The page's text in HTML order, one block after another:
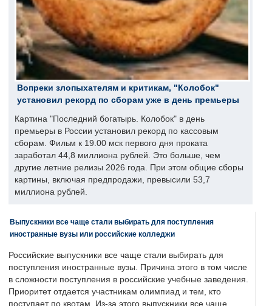
Вопреки злопыхателям и критикам, "Колобок"
установил рекорд по сборам уже в день премьеры
Картина "Последний богатырь. Колобок" в день
премьеры в России установил рекорд по кассовым
сборам. Фильм к 19.00 мск первого дня проката
заработал 44,8 миллиона рублей. Это больше, чем
другие летние релизы 2026 года. При этом общие сборы
картины, включая предпродажи, превысили 53,7
миллиона рублей.
Выпускники все чаще стали выбирать для поступления
иностранные вузы или российские колледжи
Российские выпускники все чаще стали выбирать для
поступления иностранные вузы. Причина этого в том числе
в сложности поступления в российские учебные заведения.
Приоритет отдается участникам олимпиад и тем, кто
поступает по квотам. Из-за этого выпускники все чаще